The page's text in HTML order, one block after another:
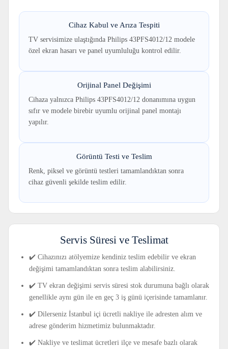
Cihaz Kabul ve Arıza Tespiti
TV servisimize ulaştığında Philips 43PFS4012/12 modele
özel ekran hasarı ve panel uyumluluğu kontrol edilir.
Orijinal Panel Değişimi
Cihaza yalnızca Philips 43PFS4012/12 donanımına uygun
sıfır ve modele birebir uyumlu orijinal panel montajı
yapılır.
Görüntü Testi ve Teslim
Renk, piksel ve görüntü testleri tamamlandıktan sonra
cihaz güvenli şekilde teslim edilir.
Servis Süresi ve Teslimat
✔️ Cihazınızı atölyemize kendiniz teslim edebilir ve ekran
değişimi tamamlandıktan sonra teslim alabilirsiniz.
✔️ TV ekran değişimi servis süresi stok durumuna bağlı olarak
genellikle aynı gün ile en geç 3 iş günü içerisinde tamamlanır.
✔️ Dilerseniz İstanbul içi ücretli nakliye ile adresten alım ve
adrese gönderim hizmetimiz bulunmaktadır.
✔️ Nakliye ve teslimat ücretleri ilçe ve mesafe bazlı olarak